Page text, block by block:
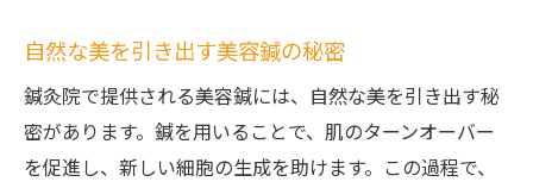
自然な美を引き出す美容鍼の秘密
鍼灸院で提供される美容鍼には、自然な美を引き出す秘
密があります。鍼を用いることで、肌のターンオーバー
を促進し、新しい細胞の生成を助けます。この過程で、